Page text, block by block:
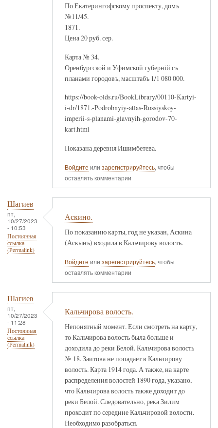
По Екатерингофскому проспекту, домъ
№11/45.
1871.
Цена 20 руб. сер.
Карта № 34.
Оренбургской и Уфимской губернiй съ
планами городовъ, масштабъ 1/1 080 000.
https://book-olds.ru/BookLibrary/00110-Kartyi-
i-dr/1871.-Podrobnyiy-atlas-Rossiyskoy-
imperii-s-planami-glavnyih-gorodov-70-
kart.html
Показана деревня Ишимбетева.
Войдите или зарегистрируйтесь, чтобы
оставлять комментарии
Шагиев
пт,
10/27/2023
- 10:53
Постоянная
ссылка
(Permalink)
Аскино.
По показанию карты, год не указан, Аскина
(Аскынъ) входила в Кальчирову волость.
Войдите или зарегистрируйтесь, чтобы
оставлять комментарии
Шагиев
пт,
10/27/2023
- 11:28
Постоянная
ссылка
(Permalink)
Кальчирова волость.
Непонятный момент. Если смотреть на карту,
то Кальчирова волость была больше и
доходила до реки Белой. Кальчирова волость
№ 18. Заитова не попадает в Кальчирову
волость. Карта 1914 года. А также, на карте
распределения волостей 1890 года, указано,
что Кальчирова волость также доходит до
реки Белой. Следовательно, река Зилим
проходит по середине Кальчировой волости.
Необходимо разобраться.